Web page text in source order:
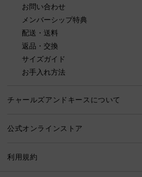
お問い合わせ
メンバーシップ特典
配送・送料
返品・交換
サイズガイド
お手入れ方法
チャールズアンドキースについて
公式オンラインストア
利用規約